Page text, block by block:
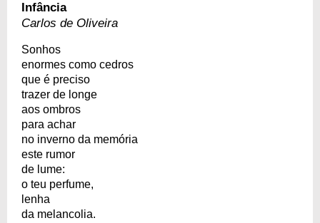
Infância
Carlos de Oliveira
Sonhos
enormes como cedros
que é preciso
trazer de longe
aos ombros
para achar
no inverno da memória
este rumor
de lume:
o teu perfume,
lenha
da melancolia.